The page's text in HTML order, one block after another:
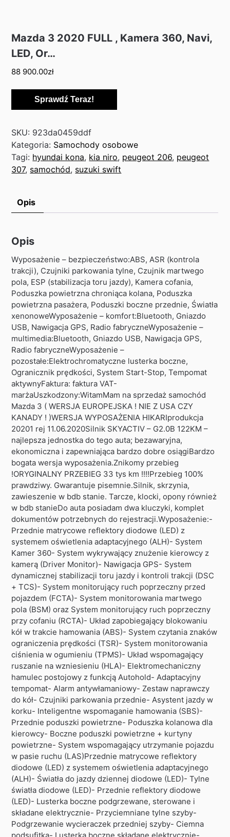
Mazda 3 2020 FULL , Kamera 360, Navi,
LED, Or…
88 900.00zł
Sprawdź Teraz!
SKU: 923da0459ddf
Kategoria: Samochody osobowe
Tagi: hyundai kona, kia niro, peugeot 206, peugeot
307, samochód, suzuki swift
Opis
Opis
Wyposażenie – bezpieczeństwo:ABS, ASR (kontrola
trakcji), Czujniki parkowania tylne, Czujnik martwego
pola, ESP (stabilizacja toru jazdy), Kamera cofania,
Poduszka powietrzna chroniąca kolana, Poduszka
powietrzna pasażera, Poduszki boczne przednie, Światła
xenonoweWyposażenie – komfort:Bluetooth, Gniazdo
USB, Nawigacja GPS, Radio fabryczneWyposażenie –
multimedia:Bluetooth, Gniazdo USB, Nawigacja GPS,
Radio fabryczneWyposażenie –
pozostałe:Elektrochromatyczne lusterka boczne,
Ogranicznik prędkości, System Start-Stop, Tempomat
aktywnyFaktura: faktura VAT-
marżaUszkodzony:WitamMam na sprzedaż samochód
Mazda 3 ( WERSJA EUROPEJSKA ! NIE Z USA CZY
KANADY ! )WERSJA WYPOSAŻENIA HIKARIprodukcja
20201 rej 11.06.2020Silnik SKYACTIV – G2.0B 122KM –
najlepsza jednostka do tego auta; bezawaryjna,
ekonomiczna i zapewniająca bardzo dobre osiągiBardzo
bogata wersja wyposażenia.Znikomy przebieg
!ORYGINALNY PRZEBIEG 33 tys km !!!!Przebieg 100%
prawdziwy. Gwarantuje pisemnie.Silnik, skrzynia,
zawieszenie w bdb stanie. Tarcze, klocki, opony również
w bdb stanieDo auta posiadam dwa kluczyki, komplet
dokumentów potrzebnych do rejestracji.Wyposażenie:-
Przednie matrycowe reflektory diodowe (LED) z
systemem oświetlenia adaptacyjnego (ALH)- System
Kamer 360- System wykrywający znużenie kierowcy z
kamerą (Driver Monitor)- Nawigacja GPS- System
dynamicznej stabilizacji toru jazdy i kontroli trakcji (DSC
+ TCS)- System monitorujący ruch poprzeczny przed
pojazdem (FCTA)- System monitorowania martwego
pola (BSM) oraz System monitorujący ruch poprzeczny
przy cofaniu (RCTA)- Układ zapobiegający blokowaniu
kół w trakcie hamowania (ABS)- System czytania znaków
ograniczenia prędkoś­ci (TSR)- System monitorowania
ciśnienia w ogumieniu (TPMS)- Układ wspomagający
ruszanie na wzniesieniu (HLA)- Elektromechaniczny
hamulec postojowy z funkcją Autohold- Adaptacyjny
tempomat- Alarm antywłamaniowy- Zestaw naprawczy
do kół- Czujniki parkowania przednie- Asystent jazdy w
korku- Inteligentne wspomaganie hamowania (SBS)-
Przednie poduszki powietrzne- Poduszka kolanowa dla
kierowcy- Boczne poduszki powietrzne + kurtyny
powietrzne- System wspomagający utrzymanie pojazdu
w pasie ruchu (LAS)Przednie matrycowe reflektory
diodowe (LED) z systemem oświetlenia adaptacyjnego
(ALH)- Światła do jazdy dziennej diodowe (LED)- Tylne
światła diodowe (LED)- Przednie reflektory diodowe
(LED)- Lusterka boczne podgrzewane, sterowane i
składane elektrycznie- Przyciemniane tylne szyby-
Podgrzewanie wycieraczek przedniej szyby- Ciemna